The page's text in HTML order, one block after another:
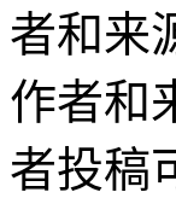
者和来
作者和
者投稿